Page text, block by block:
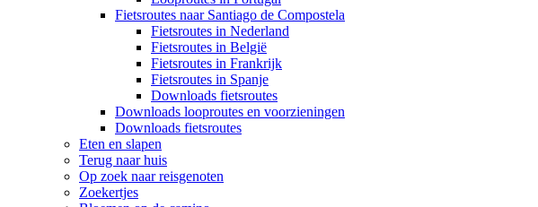
Fietsroutes naar Santiago de Compostela
Fietsroutes in Nederland
Fietsroutes in België
Fietsroutes in Frankrijk
Fietsroutes in Spanje
Downloads fietsroutes
Downloads looproutes en voorzieningen
Downloads fietsroutes
Eten en slapen
Terug naar huis
Op zoek naar reisgenoten
Zoekertjes